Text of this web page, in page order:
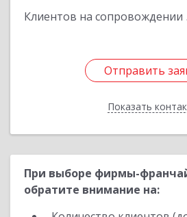
Клиентов на сопровождении
Отправить
Показать
Отправить
Назад
При выборе фирмы-
обратите внимание на: